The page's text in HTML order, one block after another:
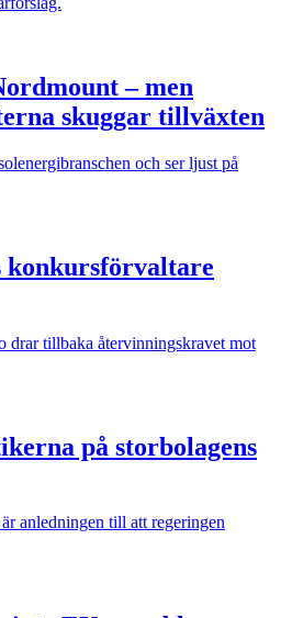
– men
skuggar tillväxten
och ser ljust på
konkursförvaltare
drar tillbaka återvinningskravet mot
på storbolagens
anledningen till att regeringen